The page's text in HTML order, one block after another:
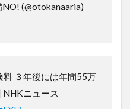
(@otokanaaria)
料 ３年後には年間55万
NHKニュース